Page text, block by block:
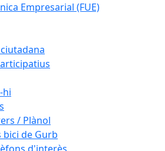
Empresarial (FUE)
hi
/ Plànol
bici de Gurb